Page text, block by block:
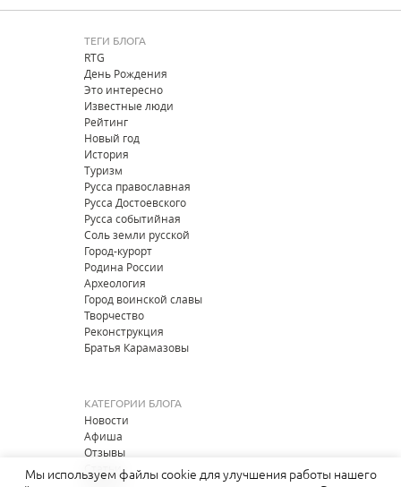
Мы используем файлы cookie для улучшения работы нашего
ТЕГИ БЛОГА
RTG
День Рождения
Это интересно
Известные люди
Рейтинг
Новый год
История
Туризм
Русса православная
Русса Достоевского
Русса событийная
Соль земли русской
Город-курорт
Родина России
Археология
Город воинской славы
Творчество
Реконструкция
Братья Карамазовы
КАТЕГОРИИ БЛОГА
Новости
Афиша
Отзывы